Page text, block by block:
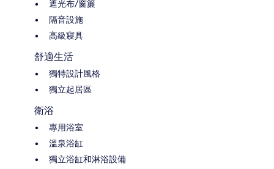
遮光布/窗簾
隔音設施
高級寢具
舒適生活
獨特設計風格
獨立起居區
衛浴
專用浴室
溫泉浴缸
獨立浴缸和淋浴設備